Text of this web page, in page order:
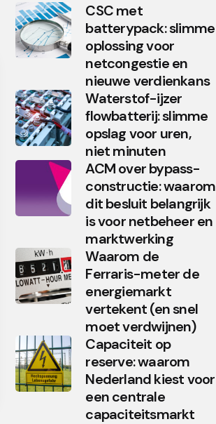
CSC met
batterypack: slimme
oplossing voor
netcongestie en
nieuwe verdienkans
Waterstof-ijzer
flowbatterij: slimme
opslag voor uren,
niet minuten
ACM over bypass-
constructie: waarom
dit besluit belangrijk
is voor netbeheer en
marktwerking
Waarom de
Ferraris-meter de
energiemarkt
vertekent (en snel
moet verdwijnen)
Capaciteit op
reserve: waarom
Nederland kiest voor
een centrale
capaciteitsmarkt